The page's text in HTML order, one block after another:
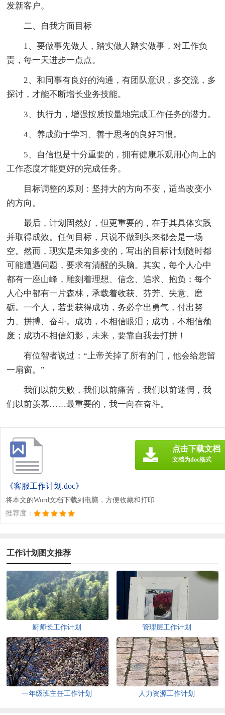
发新客户。
二、自我方面目标
1、要做事先做人，踏实做人踏实做事，对工作负
责，每一天进步一点点。
2、和同事有良好的沟通，有团队意识，多交流，多
探讨，才能不断增长业务技能。
3、执行力，增强按质按量地完成工作任务的潜力。
4、养成勤于学习、善于思考的良好习惯。
5、自信也是十分重要的，拥有健康乐观用心向上的
工作态度才能更好的完成任务。
目标调整的原则：坚持大的方向不变，适当改变小
的方向。
最后，计划固然好，但更重要的，在于其具体实践
并取得成效。任何目标，只说不做到头来都会是一场
空。然而，现实是未知多变的，写出的目标计划随时都
可能遭遇问题，要求有清醒的头脑。其实，每个人心中
都有一座山峰，雕刻着理想、信念、追求、抱负；每个
人心中都有一片森林，承载着收获、芬芳、失意、磨
砺。一个人，若要获得成功，务必拿出勇气，付出努
力、拼搏、奋斗。成功，不相信眼泪；成功，不相信颓
废；成功不相信幻影，未来，要靠自我去打拼！
有位智者说过：“上帝关掉了所有的门，他会给您留
一扇窗。”
我们以前失败，我们以前痛苦，我们以前迷惘，我
们以前羡慕……最重要的，我一向在奋斗。
《客服工作计划.doc》
将本文的Word文档下载到电脑，方便收藏和打印
推荐度：
点击下载文档
文档为doc格式
工作计划图文推荐
厨师长工作计划 管理层工作计划
一年级班主任工作计划 人力资源工作计划